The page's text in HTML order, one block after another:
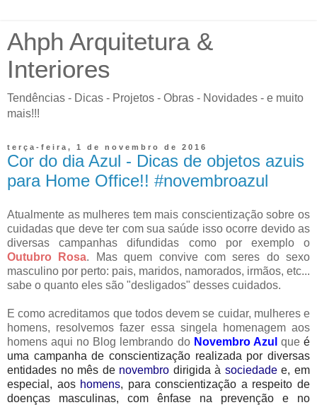
Ahph Arquitetura &
Interiores
Tendências - Dicas - Projetos - Obras - Novidades - e muito
mais!!!
terça-feira, 1 de novembro de 2016
Cor do dia Azul - Dicas de objetos azuis
para Home Office!! #novembroazul
Atualmente as mulheres tem mais conscientização sobre os
cuidadas que deve ter com sua saúde isso ocorre devido as
diversas campanhas difundidas como por exemplo o
Outubro Rosa. Mas quem convive com seres do sexo
masculino por perto: pais, maridos, namorados, irmãos, etc...
sabe o quanto eles são "desligados" desses cuidados.
E como acreditamos que todos devem se cuidar, mulheres e
homens, resolvemos fazer essa singela homenagem aos
homens aqui no Blog lembrando do Novembro Azul queé
uma campanha de conscientização realizada por diversas
entidades no mês de novembro dirigida à sociedadee, em
especial, aos homens, para conscientização a respeito de
doenças masculinas, com ênfase na prevenção e no